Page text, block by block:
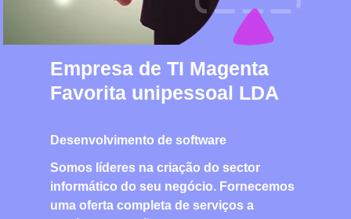
Somos líderes na criação do sector
informático do seu negócio. Fornecemos
uma oferta completa de serviços a
Desenvolvimento de software
Empresa de TI Magenta
Favorita unipessoal LDA